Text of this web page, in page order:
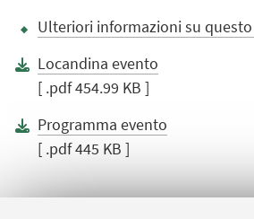
Ulteriori informazioni su
Locandina evento
[ .pdf 454.99 KB ]
Programma evento
[ .pdf 445 KB ]